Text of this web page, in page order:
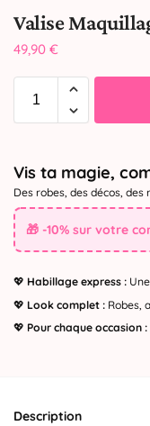
Valise
49,90 €
Vis ta magie,
Des robes, des décos, des
🎁 -10% sur votre
💖 Habillage express :
💖 Look complet : Robes,
💖 Pour chaque occasion :
Description